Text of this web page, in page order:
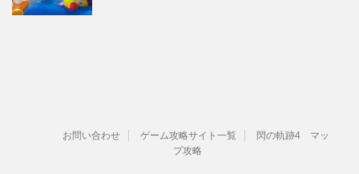
お問い合わせ ゲーム攻略サイト一覧
閃の軌跡4 マッ
プ攻略